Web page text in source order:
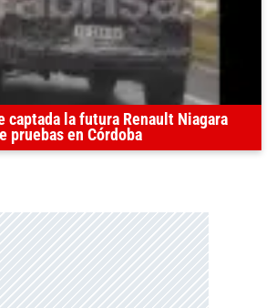
captada la futura Renault Niagara
pruebas en Córdoba